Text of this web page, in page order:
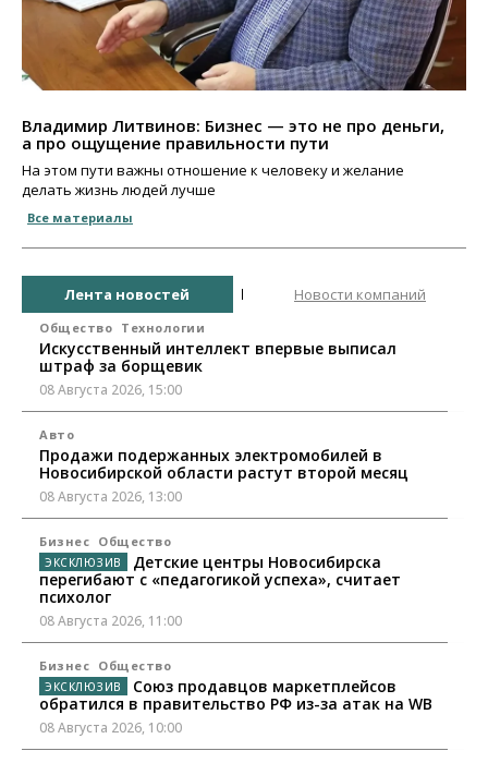
Владимир Литвинов: Бизнес — это не про деньги,
а про ощущение правильности пути
На этом пути важны отношение к человеку и желание
делать жизнь людей лучше
Все материалы
Лента новостей Новости компаний
Общество Технологии
Искусственный интеллект впервые выписал
штраф за борщевик
08 Августа 2026, 15:00
Авто
Продажи подержанных электромобилей в
Новосибирской области растут второй месяц
08 Августа 2026, 13:00
Бизнес Общество
Детские центры Новосибирска
перегибают с «педагогикой успеха», считает
психолог
08 Августа 2026, 11:00
Бизнес Общество
Союз продавцов маркетплейсов
обратился в правительство РФ из-за атак на WB
08 Августа 2026, 10:00